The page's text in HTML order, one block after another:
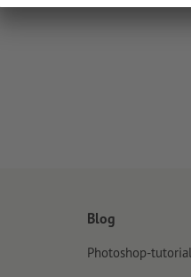
Blog
Photoshop-